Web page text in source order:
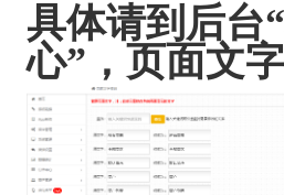
具体请到后台
心”，页面文